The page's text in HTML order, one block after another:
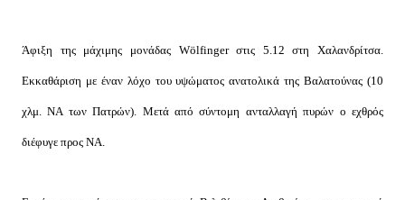
Άφιξη της μάχιμης μονάδας Wölfinger στις 5.12 στη Χαλανδρίτσα.
Εκκαθάριση με έναν λόχο του υψώματος ανατολικά της Βαλατούνας (10
χλμ. ΝΑ των Πατρών). Μετά από σύντομη ανταλλαγή πυρών ο εχθρός
διέφυγε προς ΝΑ.